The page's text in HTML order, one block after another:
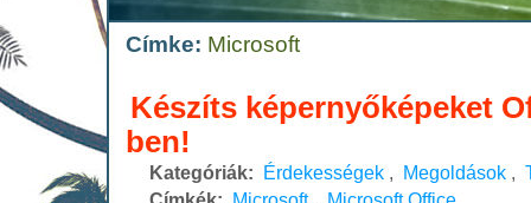
Címke: Microsoft
Készíts képernyőképeket
ben!
Kategóriák: Érdekességek , Megoldások ,